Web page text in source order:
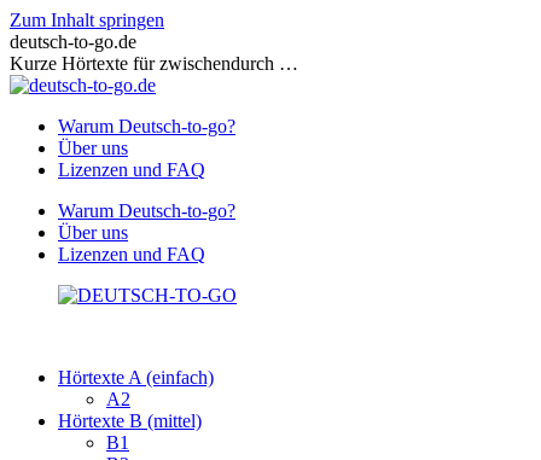
Zum Inhalt springen
deutsch-to-go.de
Kurze Hörtexte für zwischendurch …
Warum Deutsch-to-go?
Über uns
Lizenzen und FAQ
Warum Deutsch-to-go?
Über uns
Lizenzen und FAQ
Hörtexte A (einfach)
A2
Hörtexte B (mittel)
B1